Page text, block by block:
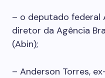
– o deputado federal
diretor da Agência
(Abin);
– Anderson Torres,